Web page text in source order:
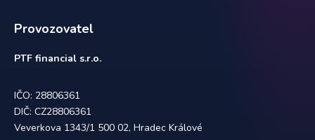
Provozovatel
PTF financial s.r.o.
IČO: 28806361
DIČ: CZ28806361
Veverkova 1343/1 500 02, Hradec Králové